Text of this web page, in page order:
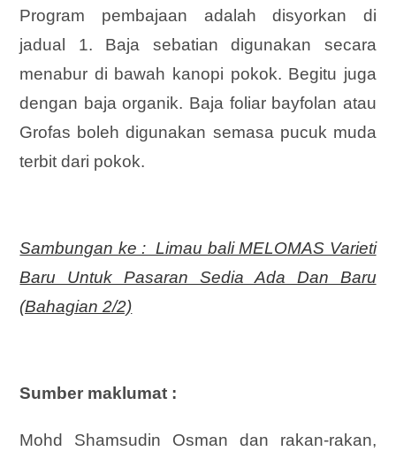
Program pembajaan adalah disyorkan di
jadual 1. Baja sebatian digunakan secara
menabur di bawah kanopi pokok. Begitu juga
dengan baja organik. Baja foliar bayfolan atau
Grofas boleh digunakan semasa pucuk muda
terbit dari pokok.
Sambungan ke : Limau bali MELOMAS Varieti
Baru Untuk Pasaran Sedia Ada Dan Baru
(Bahagian 2/2)
Sumber maklumat :
Mohd Shamsudin Osman dan rakan-rakan,